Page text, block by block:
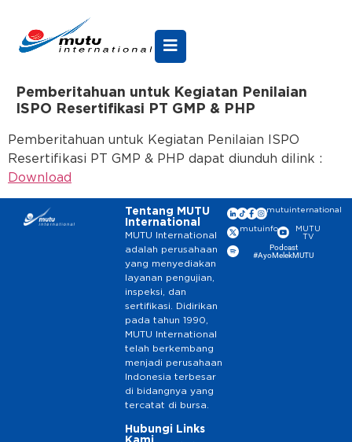
Pemberitahuan untuk Kegiatan Penilaian
ISPO Resertifikasi PT GMP & PHP
Pemberitahuan untuk Kegiatan Penilaian ISPO
Resertifikasi PT GMP & PHP dapat diunduh dilink :
Download
Tentang MUTU
International
MUTU International
adalah perusahaan
yang menyediakan
layanan pengujian,
inspeksi, dan
sertifikasi. Didirikan
pada tahun 1990,
MUTU International
telah berkembang
menjadi perusahaan
Indonesia terbesar
di bidangnya yang
tercatat di bursa.
Hubungi Links
mutuinternational
mutuinfo
MUTU
TV
Podcast
#AyoMelekMUTU